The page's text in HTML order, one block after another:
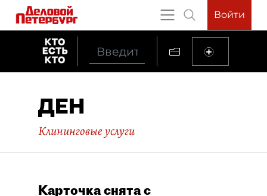
Войти
ДЕН
Клининговые услуги
Карточка снята с